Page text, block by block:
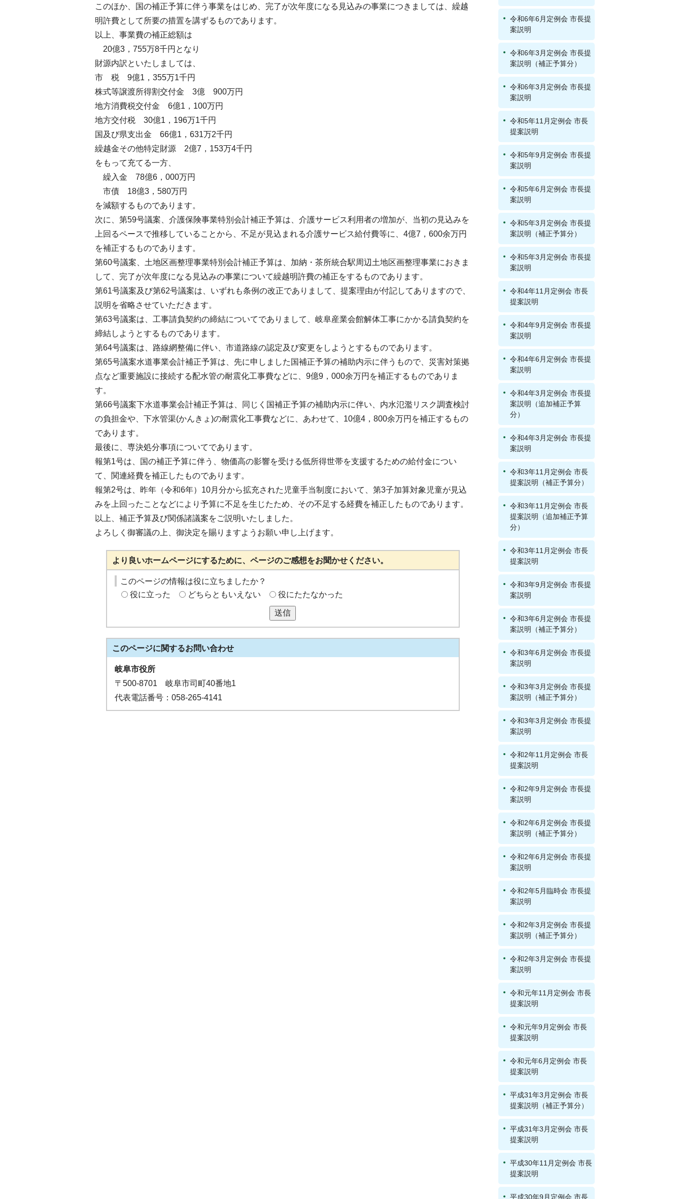
このほか、国の補正予算に伴う事業をはじめ、完了が次年度になる見込みの事業につきましては、繰越
明許費として所要の措置を講ずるものであります。
以上、事業費の補正総額は
20億3，755万8千円となり
財源内訳といたしましては、
市 税 9億1，355万1千円
株式等譲渡所得割交付金 3億 900万円
地方消費税交付金 6億1，100万円
地方交付税 30億1，196万1千円
国及び県支出金 66億1，631万2千円
繰越金その他特定財源 2億7，153万4千円
をもって充てる一方、
繰入金 78億6，000万円
市債 18億3，580万円
を減額するものであります。
次に、第59号議案、介護保険事業特別会計補正予算は、介護サービス利用者の増加が、当初の見込みを
上回るペースで推移していることから、不足が見込まれる介護サービス給付費等に、4億7，600余万円
を補正するものであります。
第60号議案、土地区画整理事業特別会計補正予算は、加納・茶所統合駅周辺土地区画整理事業におきま
して、完了が次年度になる見込みの事業について繰越明許費の補正をするものであります。
第61号議案及び第62号議案は、いずれも条例の改正でありまして、提案理由が付記してありますので、
説明を省略させていただきます。
第63号議案は、工事請負契約の締結についてでありまして、岐阜産業会館解体工事にかかる請負契約を
締結しようとするものであります。
第64号議案は、路線網整備に伴い、市道路線の認定及び変更をしようとするものであります。
第65号議案水道事業会計補正予算は、先に申しました国補正予算の補助内示に伴うもので、災害対策拠
点など重要施設に接続する配水管の耐震化工事費などに、9億9，000余万円を補正するものでありま
す。
第66号議案下水道事業会計補正予算は、同じく国補正予算の補助内示に伴い、内水氾濫リスク調査検討
の負担金や、下水管渠(かんきょ)の耐震化工事費などに、あわせて、10億4，800余万円を補正するもの
であります。
最後に、専決処分事項についてであります。
報第1号は、国の補正予算に伴う、物価高の影響を受ける低所得世帯を支援するための給付金につい
て、関連経費を補正したものであります。
報第2号は、昨年（令和6年）10月分から拡充された児童手当制度において、第3子加算対象児童が見込
みを上回ったことなどにより予算に不足を生じたため、その不足する経費を補正したものであります。
以上、補正予算及び関係諸議案をご説明いたしました。
よろしく御審議の上、御決定を賜りますようお願い申し上げます。
より良いホームページにするために、ページのご感想をお聞かせください。
このページの情報は役に立ちましたか？
役に立った
どちらともいえない 役にたたなかった
送信
このページに関するお問い合わせ
岐阜市役所
〒500-8701 岐阜市司町40番地1
代表電話番号：058-265-4141
令和6年6月定例会 市長提
案説明
令和6年3月定例会 市長提
案説明（補正予算分）
令和6年3月定例会 市長提
案説明
令和5年11月定例会 市長
提案説明
令和5年9月定例会 市長提
案説明
令和5年6月定例会 市長提
案説明
令和5年3月定例会 市長提
案説明（補正予算分）
令和5年3月定例会 市長提
案説明
令和4年11月定例会 市長
提案説明
令和4年9月定例会 市長提
案説明
令和4年6月定例会 市長提
案説明
令和4年3月定例会 市長提
案説明（追加補正予算
分）
令和4年3月定例会 市長提
案説明
令和3年11月定例会 市長
提案説明（補正予算分）
令和3年11月定例会 市長
提案説明（追加補正予算
分）
令和3年11月定例会 市長
提案説明
令和3年9月定例会 市長提
案説明
令和3年6月定例会 市長提
案説明（補正予算分）
令和3年6月定例会 市長提
案説明
令和3年3月定例会 市長提
案説明（補正予算分）
令和3年3月定例会 市長提
案説明
令和2年11月定例会 市長
提案説明
令和2年9月定例会 市長提
案説明
令和2年6月定例会 市長提
案説明（補正予算分）
令和2年6月定例会 市長提
案説明
令和2年5月臨時会 市長提
案説明
令和2年3月定例会 市長提
案説明（補正予算分）
令和2年3月定例会 市長提
案説明
令和元年11月定例会 市長
提案説明
令和元年9月定例会 市長
提案説明
令和元年6月定例会 市長
提案説明
平成31年3月定例会 市長
提案説明（補正予算分）
平成31年3月定例会 市長
提案説明
平成30年11月定例会 市長
提案説明
平成30年9月定例会 市長